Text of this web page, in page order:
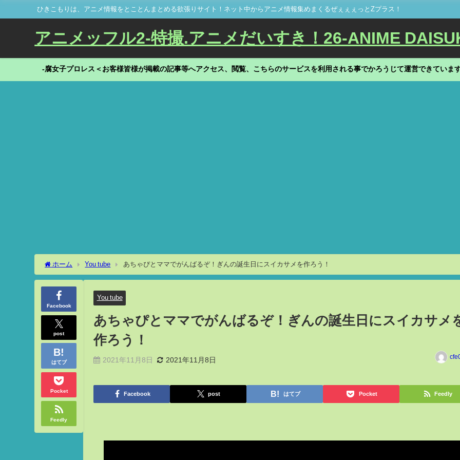
ひきこもりは、アニメ情報をとことんまとめる欲張りサイト！ネット中からアニメ情報集めまくるぜぇぇぇっとZプラス！
アニメッフル2-特撮.アニメだいすき！26-ANIME
-腐女子プロレス＜お客様皆様が掲載の記事等へアクセス、閲覧、こちらのサービスを利用される事でかろうじて運営できていま
ホーム You tube あちゃぴとママでがんばるぞ！ぎんの誕生日にスイカサメを作ろう！
Facebook
post
はてブ
Pocket
Feedly
You tube
あちゃぴとママでがんばるぞ！ぎんの誕生日にスイカサメ
作ろう！
2021年11月8日 2021年11月8日
Facebook post はてブ Pocket Feedly